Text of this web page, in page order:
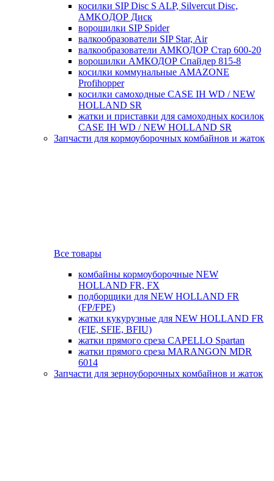
косилки SIP Disc S ALP, Silvercut Disc,
AMKOДОР Диск
ворошилки SIP Spider
валкообразователи SIP Star, Air
валкообразователи АМКОДОР Стар 600-20
ворошилки АМКОДОР Спайдер 815-8
косилки коммунальные AMAZONE
Profihopper
косилки самоходные CASE IH WD / NEW
HOLLAND SR
жатки и приставки для самоходных косилок
CASE IH WD / NEW HOLLAND SR
Запчасти для кормоуборочных комбайнов и жаток
Все товары
комбайны кормоуборочные NEW
HOLLAND FR, FX
подборщики для NEW HOLLAND FR
(FP/FPE)
жатки кукурузные для NEW HOLLAND FR
(FIE, SFIE, BFIU)
жатки прямого среза CAPELLO Spartan
жатки прямого среза MARANGON MDR
6014
Запчасти для зерноуборочных комбайнов и жаток